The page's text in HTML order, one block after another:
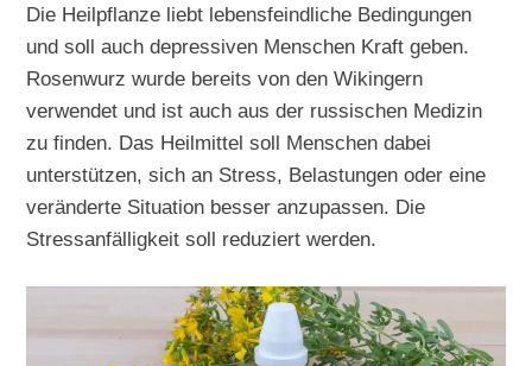
Die Heilpflanze liebt lebensfeindliche Bedingungen
und soll auch depressiven Menschen Kraft geben.
Rosenwurz wurde bereits von den Wikingern
verwendet und ist auch aus der russischen Medizin
zu finden. Das Heilmittel soll Menschen dabei
unterstützen, sich an Stress, Belastungen oder eine
veränderte Situation besser anzupassen. Die
Stressanfälligkeit soll reduziert werden.